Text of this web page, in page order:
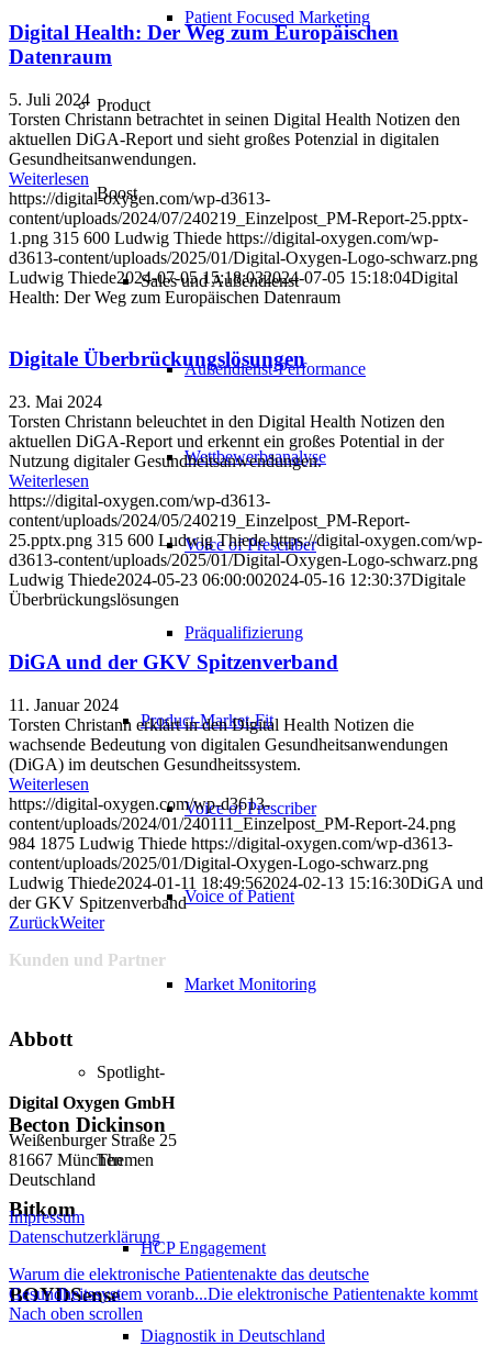
Patient Focused Marketing
Product
Boost
Sales und Außendienst
Außendienst-Performance
Wettbewerbsanalyse
Voice of Prescriber
Präqualifizierung
Product-Market-Fit
Voice of Prescriber
Voice of Patient
Market Monitoring
Spotlight-
Themen
HCP Engagement
Diagnostik in Deutschland
Digital Health: Der Weg zum Europäischen
Datenraum
5. Juli 2024
Torsten Christann betrachtet in seinen Digital Health Notizen den
aktuellen DiGA-Report und sieht großes Potenzial in digitalen
Gesundheitsanwendungen.
Weiterlesen
https://digital-oxygen.com/wp-d3613-
content/uploads/2024/07/240219_Einzelpost_PM-Report-25.pptx-
1.png 315 600 Ludwig Thiede https://digital-oxygen.com/wp-
d3613-content/uploads/2025/01/Digital-Oxygen-Logo-schwarz.png
Ludwig Thiede2024-07-05 15:18:032024-07-05 15:18:04Digital
Health: Der Weg zum Europäischen Datenraum
Digitale Überbrückungslösungen
23. Mai 2024
Torsten Christann beleuchtet in den Digital Health Notizen den
aktuellen DiGA-Report und erkennt ein großes Potential in der
Nutzung digitaler Gesundheitsanwendungen.
Weiterlesen
https://digital-oxygen.com/wp-d3613-
content/uploads/2024/05/240219_Einzelpost_PM-Report-
25.pptx.png 315 600 Ludwig Thiede https://digital-oxygen.com/wp-
d3613-content/uploads/2025/01/Digital-Oxygen-Logo-schwarz.png
Ludwig Thiede2024-05-23 06:00:002024-05-16 12:30:37Digitale
Überbrückungslösungen
DiGA und der GKV Spitzenverband
11. Januar 2024
Torsten Christann erklärt in den Digital Health Notizen die
wachsende Bedeutung von digitalen Gesundheitsanwendungen
(DiGA) im deutschen Gesundheitssystem.
Weiterlesen
https://digital-oxygen.com/wp-d3613-
content/uploads/2024/01/240111_Einzelpost_PM-Report-24.png
984 1875 Ludwig Thiede https://digital-oxygen.com/wp-d3613-
content/uploads/2025/01/Digital-Oxygen-Logo-schwarz.png
Ludwig Thiede2024-01-11 18:49:562024-02-13 15:16:30DiGA und
der GKV Spitzenverband
ZurückWeiter
Kunden und Partner
Abbott
Becton Dickinson
Bitkom
BOYDSense
Digital Oxygen GmbH
Weißenburger Straße 25
81667 München
Deutschland
Impressum
Datenschutzerklärung
Warum die elektronische Patientenakte das deutsche
Gesundheitssystem voranb...Die elektronische Patientenakte kommt
Nach oben scrollen